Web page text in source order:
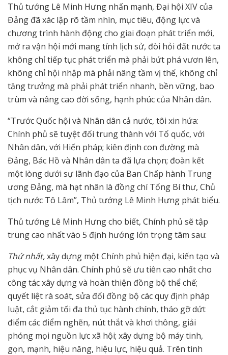
Thủ tướng Lê Minh Hưng nhấn mạnh, Đại hội XIV của
Đảng đã xác lập rõ tầm nhìn, mục tiêu, động lực và
chương trình hành động cho giai đoạn phát triển mới,
mở ra vận hội mới mang tính lịch sử, đòi hỏi đất nước ta
không chỉ tiếp tục phát triển mà phải bứt phá vươn lên,
không chỉ hội nhập mà phải nâng tầm vị thế, không chỉ
tăng trưởng mà phải phát triển nhanh, bền vững, bao
trùm và nâng cao đời sống, hạnh phúc của Nhân dân.
“Trước Quốc hội và Nhân dân cả nước, tôi xin hứa:
Chính phủ sẽ tuyệt đối trung thành với Tổ quốc, với
Nhân dân, với Hiến pháp; kiên định con đường mà
Đảng, Bác Hồ và Nhân dân ta đã lựa chọn; đoàn kết
một lòng dưới sự lãnh đạo của Ban Chấp hành Trung
ương Đảng, mà hạt nhân là đồng chí Tổng Bí thư, Chủ
tịch nước Tô Lâm”, Thủ tướng Lê Minh Hưng phát biểu.
Thủ tướng Lê Minh Hưng cho biết, Chính phủ sẽ tập
trung cao nhất vào 5 định hướng lớn trọng tâm sau:
Thứ nhất,xây dựng một Chính phủ hiện đại, kiến tạo và
phục vụ Nhân dân. Chính phủ sẽ ưu tiên cao nhất cho
công tác xây dựng và hoàn thiện đồng bộ thể chế;
quyết liệt rà soát, sửa đổi đồng bộ các quy định pháp
luật, cắt giảm tối đa thủ tục hành chính, tháo gỡ dứt
điểm các điểm nghẽn, nút thắt và khơi thông, giải
phóng mọi nguồn lực xã hội; xây dựng bộ máy tinh,
gọn, mạnh, hiệu năng, hiệu lực, hiệu quả. Trên tinh